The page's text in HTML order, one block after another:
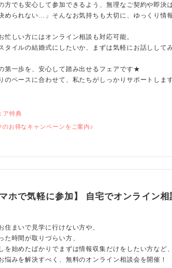
方でも安心して参加できるよう、無理なご契約や即決
められない…」そんなお気持ちも大切に、ゆっくり情
忙しい方にはオンライン相談も対応可能。
タイルの結婚式にしたいか、まずは気軽にお話しして
第一歩を、安心して踏み出せるフェアです★
のペースに合わせて、私たちがしっかりサポートしま
ア特典
のお得なキャンペーンをご案内♪
マホで気軽に参加】 自宅でオンライン相
住まいで見学に行けない方や、
た時間が取りづらい方、
を始めたばかりでまずは情報収集だけをしたい方など、
悩みを解決すべく、無料のオンライン相談会を開催！